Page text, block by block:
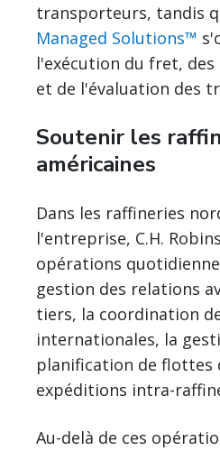
transporteurs, tandis
Managed Solutions™
l'exécution du fret,
et de l'évaluation des
Soutenir les
américaines
Dans les raffineries
l'entreprise, C.H.
opérations
gestion des relations
tiers, la coordination
internationales, la
planification de flottes
expéditions intra-
Au-delà de ces